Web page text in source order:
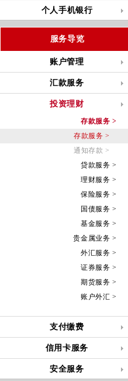
个人手机银行
服务导览
账户管理
汇款服务
投资理财
存款服务 >
存款服务 >
通知存款 >
贷款服务 >
理财服务 >
保险服务 >
国债服务 >
基金服务 >
贵金属业务 >
外汇服务 >
证券服务 >
期货服务 >
账户外汇 >
支付缴费
信用卡服务
安全服务